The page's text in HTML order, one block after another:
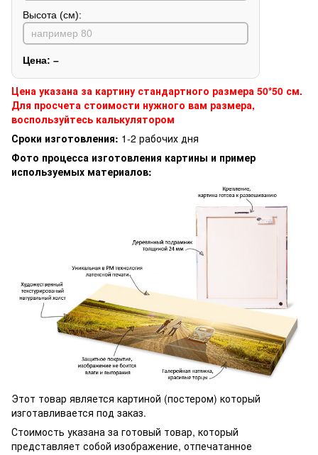
Высота (см):
Цена: –
Цена указана за картину стандартного размера 50*50 см.
Для просчета стоимости нужного вам размера,
воспользуйтесь калькулятором
Сроки изготовления: 1-2 рабочих дня
Фото процесса изготовления картины и пример
используемых материалов:
Этот товар является картиной (постером) который
изготавливается под заказ.
Стоимость указана за готовый товар, который
представляет собой изображение, отпечатанное